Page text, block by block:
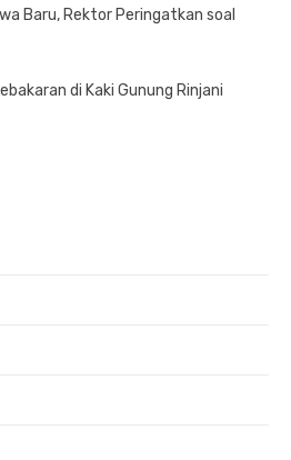
Baru, Rektor Peringatkan soal
di Kaki Gunung Rinjani